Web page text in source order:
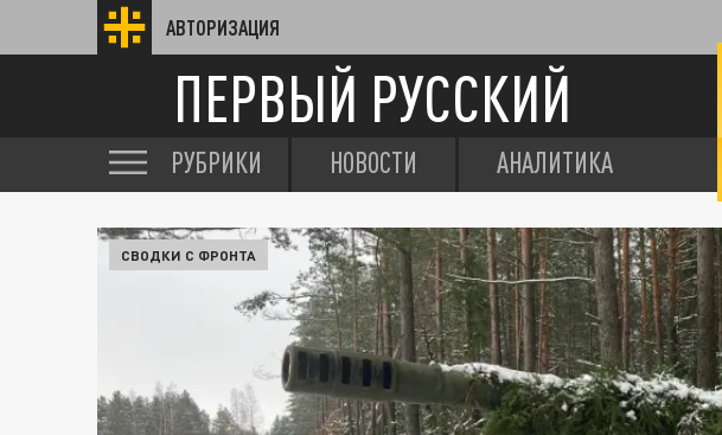
АВТОРИЗАЦИЯ
ПЕРВЫЙ РУССКИЙ
РУБРИКИ НОВОСТИ АНАЛИТИКА
СВОДКИ С ФРОНТА